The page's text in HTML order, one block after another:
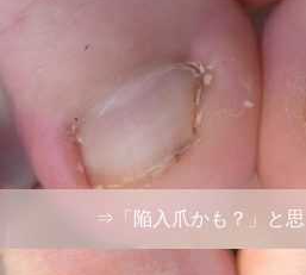
⇒「陥入爪かも？」と